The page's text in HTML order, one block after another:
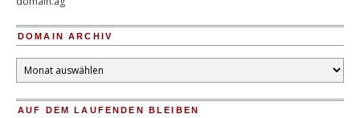
DOMAIN ARCHIV
Domain
Archiv
AUF DEM LAUFENDEN BLEIBEN